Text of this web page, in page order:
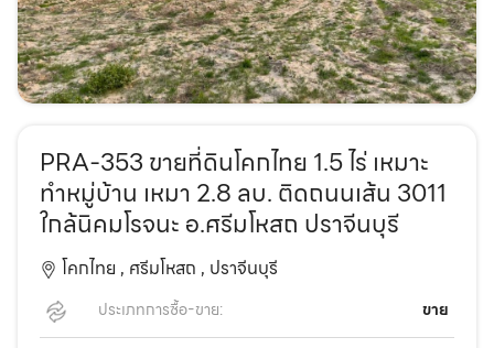
PRA-353 ขายที่ดินโคกไทย 1.5 ไร่ เหมาะ
ทำหมู่บ้าน เหมา 2.8 ลบ. ติดถนนเส้น 3011
ใกล้นิคมโรจนะ อ.ศรีมโหสถ ปราจีนบุรี
โคกไทย , ศรีมโหสถ , ปราจีนบุรี
ประเภทการซื้อ-ขาย: ขาย